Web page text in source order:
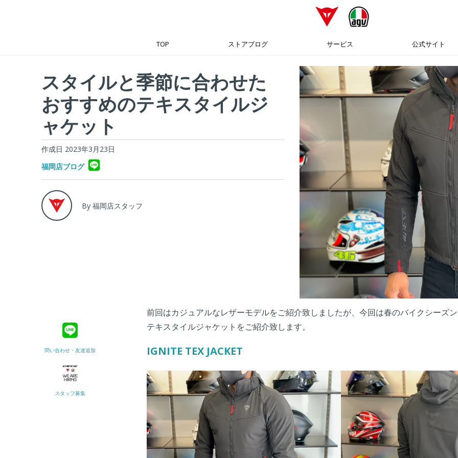
TOP ストアブログ サービス 公式サイト
スタイルと季節に合わせた
おすすめのテキスタイルジ
ャケット
作成日 2023年3月23日
福岡店ブログ
By 福岡店スタッフ
問い合わせ・友達追加
スタッフ募集
前回はカジュアルなレザーモデルをご紹介致しましたが、今回は春のバイクシーズ
テキスタイルジャケットをご紹介致します。
IGNITE TEX JACKET